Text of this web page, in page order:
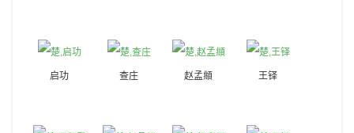
启功 查庄 赵孟頫 王铎